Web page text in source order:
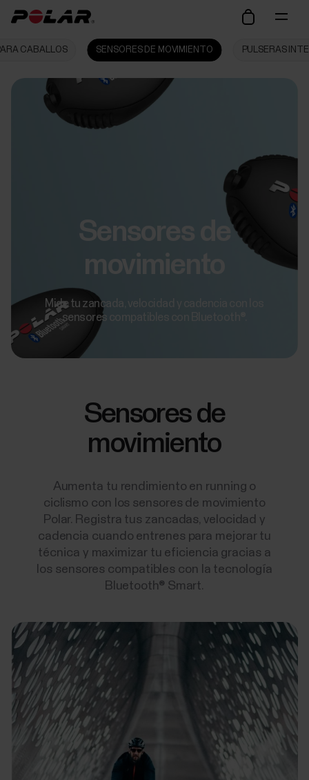
CABALLOS SENSORES DE MOVIMIENTO PULSERAS
Sensores de
movimiento
Mide tu zancada, velocidad y cadencia con los
sensores compatibles con Bluetooth®.
Sensores de
movimiento
Aumenta tu rendimiento en running o
ciclismo con los sensores de movimiento
Polar. Registra tus zancadas, velocidad y
cadencia cuando entrenes para mejorar tu
técnica y maximizar tu eficiencia gracias a
los sensores compatibles con la tecnología
Bluetooth® Smart.